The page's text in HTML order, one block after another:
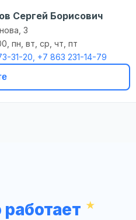
Сергей Борисович
3
пн, вт, ср, чт, пт
31-20, +7 863 231-14-79
работает